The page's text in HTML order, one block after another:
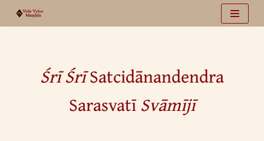
Śrī ŚrīSatcidānandendra
SarasvatīSvāmījī